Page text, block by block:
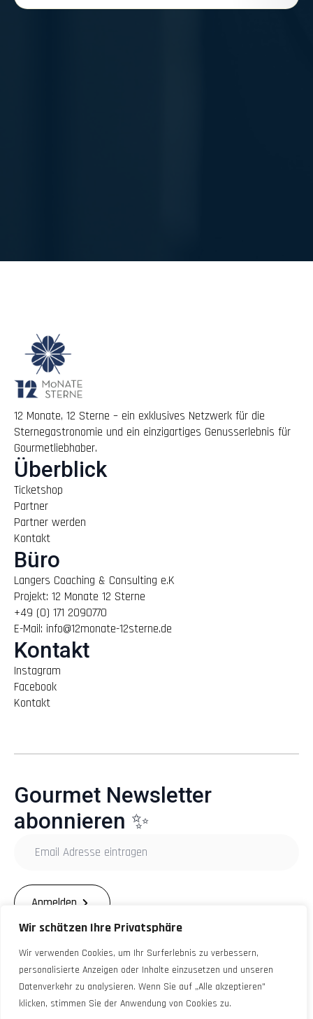
Wir schätzen Ihre Privatsphäre
Wir verwenden Cookies, um Ihr Surferlebnis zu verbessern,
personalisierte Anzeigen oder Inhalte einzusetzen und unseren
Datenverkehr zu analysieren. Wenn Sie auf „Alle akzeptieren"
klicken, stimmen Sie der Anwendung von Cookies zu.
12 Monate, 12 Sterne – ein exklusives Netzwerk für die
Sternegastronomie und ein einzigartiges Genusserlebnis für
Gourmetliebhaber.
Überblick
Ticketshop
Partner
Partner werden
Kontakt
Büro
Langers Coaching & Consulting e.K
Projekt: 12 Monate 12 Sterne
+49 (0) 171 2090770
E-Mail: info@12monate-12sterne.de
Kontakt
Instagram
Facebook
Kontakt
Gourmet Newsletter
abonnieren ✨
Adresse
Anmelden
© 12Monate-12Sterne 2025. All Rights Reserved.
ImpressumZahlungsartenWiderrufDatenschutz